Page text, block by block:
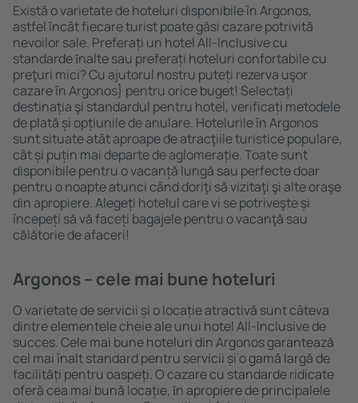
Există o varietate de hoteluri disponibile în Argonos,
astfel încât fiecare turist poate găsi cazare potrivită
nevoilor sale. Preferați un hotel All-Inclusive cu
standarde ȋnalte sau preferați hoteluri confortabile cu
preţuri mici? Cu ajutorul nostru puteți rezerva uşor
cazare în Argonos} pentru orice buget! Selectați
destinația şi standardul pentru hotel, verificați metodele
de plată și opțiunile de anulare. Hotelurile în Argonos
sunt situate atât aproape de atracţiile turistice populare,
cât și puțin mai departe de aglomerație. Toate sunt
disponibile pentru o vacanță lungă sau perfecte doar
pentru o noapte atunci când doriţi să vizitaţi şi alte oraşe
din apropiere. Alegeți hotelul care vi se potriveşte și
începeți să vă faceți bagajele pentru o vacanţă sau
călătorie de afaceri!
Argonos – cele mai bune hoteluri
O varietate de servicii și o locație atractivă sunt câteva
dintre elementele cheie ale unui hotel All-Inclusive de
succes. Cele mai bune hoteluri din Argonos garantează
cel mai înalt standard pentru servicii și o gamă largă de
facilități pentru oaspeți. O cazare cu standarde ridicate
oferă cea mai bună locație, ȋn apropiere de principalele